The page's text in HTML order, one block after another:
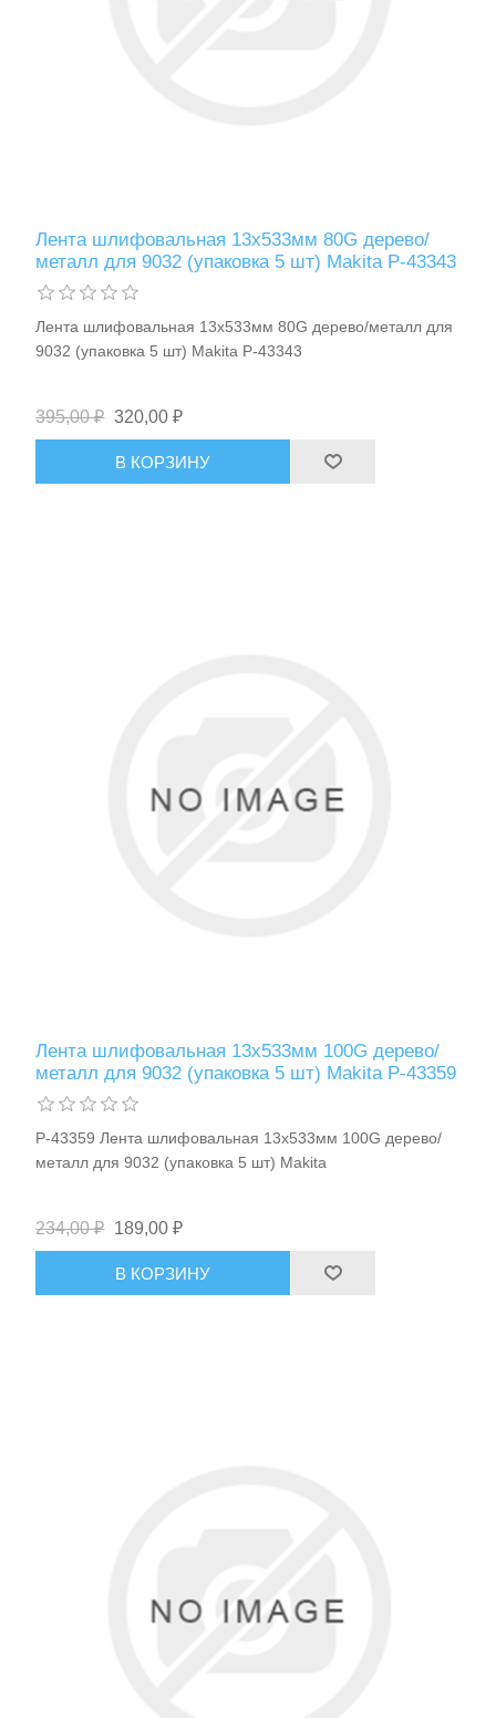
Пневмоинструменты
Лента шлифовальная 13х533мм 80G дерево/
металл для 9032 (упаковка 5 шт) Makita P-43343
Лента шлифовальная 13х533мм 80G дерево/металл для
9032 (упаковка 5 шт) Makita P-43343
395,00 ₽ 320,00 ₽
В КОРЗИНУ
Лента шлифовальная 13х533мм 100G дерево/
металл для 9032 (упаковка 5 шт) Makita P-43359
P-43359 Лента шлифовальная 13х533мм 100G дерево/
металл для 9032 (упаковка 5 шт) Makita
234,00 ₽ 189,00 ₽
В КОРЗИНУ